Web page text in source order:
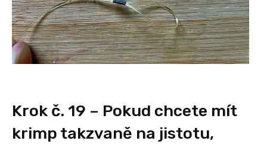
Krok č. 19 – Pokud chcete mít
krimp takzvaně na jistotu,